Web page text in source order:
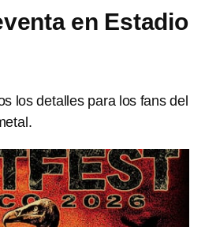
en Estadio
los detalles para los fans del